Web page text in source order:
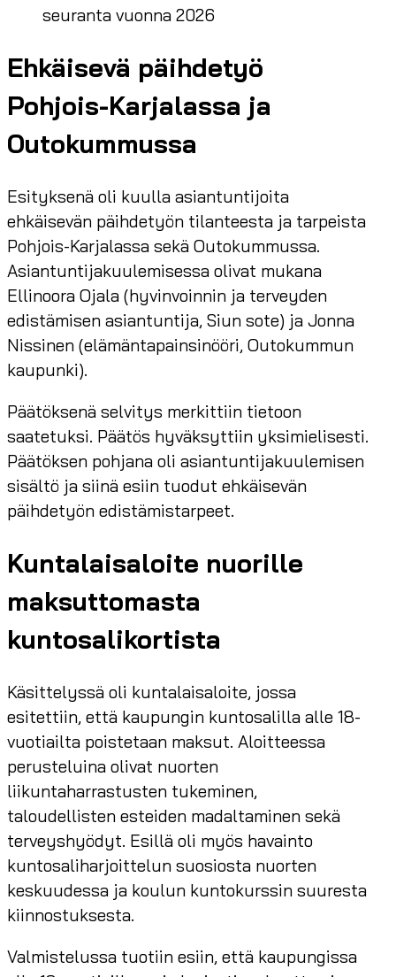
seuranta vuonna 2026
Ehkäisevä päihdetyö
Pohjois-Karjalassa ja
Outokummussa
Esityksenä oli kuulla asiantuntijoita
ehkäisevän päihdetyön tilanteesta ja tarpeista
Pohjois-Karjalassa sekä Outokummussa.
Asiantuntijakuulemisessa olivat mukana
Ellinoora Ojala (hyvinvoinnin ja terveyden
edistämisen asiantuntija, Siun sote) ja Jonna
Nissinen (elämäntapainsinööri, Outokummun
kaupunki).
Päätöksenä selvitys merkittiin tietoon
saatetuksi. Päätös hyväksyttiin yksimielisesti.
Päätöksen pohjana oli asiantuntijakuulemisen
sisältö ja siinä esiin tuodut ehkäisevän
päihdetyön edistämistarpeet.
Kuntalaisaloite nuorille
maksuttomasta
kuntosalikortista
Käsittelyssä oli kuntalaisaloite, jossa
esitettiin, että kaupungin kuntosalilla alle 18-
vuotiailta poistetaan maksut. Aloitteessa
perusteluina olivat nuorten
liikuntaharrastusten tukeminen,
taloudellisten esteiden madaltaminen sekä
terveyshyödyt. Esillä oli myös havainto
kuntosaliharjoittelun suosiosta nuorten
keskuudessa ja koulun kuntokurssin suuresta
kiinnostuksesta.
Valmistelussa tuotiin esiin, että kaupungissa